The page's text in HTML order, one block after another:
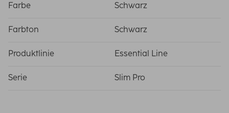
Farbe Schwarz
Farbton Schwarz
Produktlinie Essential Line
Serie Slim Pro